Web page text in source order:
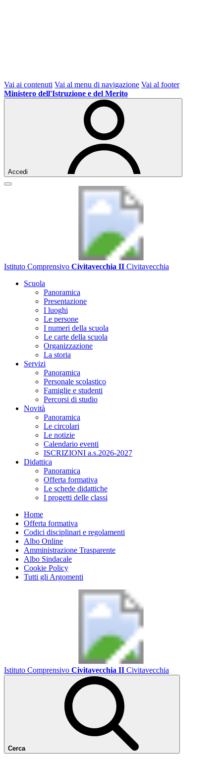
Vai ai contenuti Vai al menu di navigazione Vai al footer
Ministero dell'Istruzione e del Merito
Accedi
Istituto Comprensivo Civitavecchia II Civitavecchia
Scuola
Panoramica
Presentazione
I luoghi
Le persone
I numeri della scuola
Le carte della scuola
Organizzazione
La storia
Servizi
Panoramica
Personale scolastico
Famiglie e studenti
Percorsi di studio
Novità
Panoramica
Le circolari
Le notizie
Calendario eventi
ISCRIZIONI a.s.2026-2027
Didattica
Panoramica
Offerta formativa
Le schede didattiche
I progetti delle classi
Home
Offerta formativa
Codici disciplinari e regolamenti
Albo Online
Amministrazione Trasparente
Albo Sindacale
Cookie Policy
Tutti gli Argomenti
Istituto Comprensivo Civitavecchia II Civitavecchia
Cerca